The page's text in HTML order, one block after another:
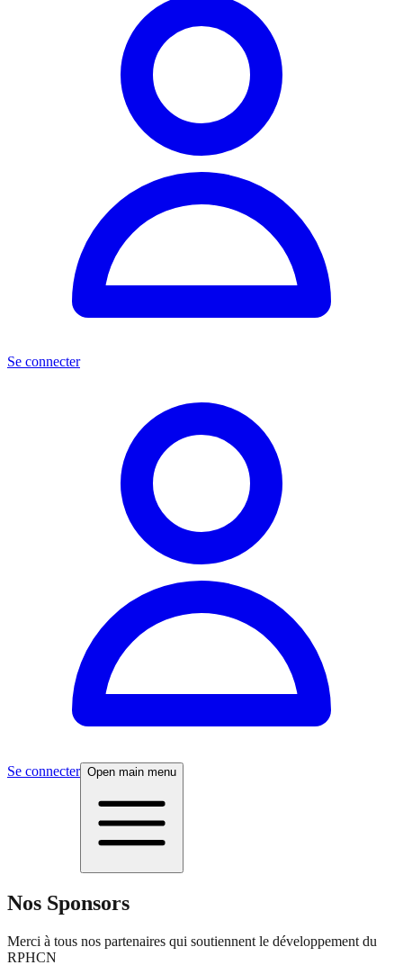
Se connecter
Se connecter Open main menu
Nos Sponsors
Merci à tous nos partenaires qui soutiennent le développement du
RPHCN